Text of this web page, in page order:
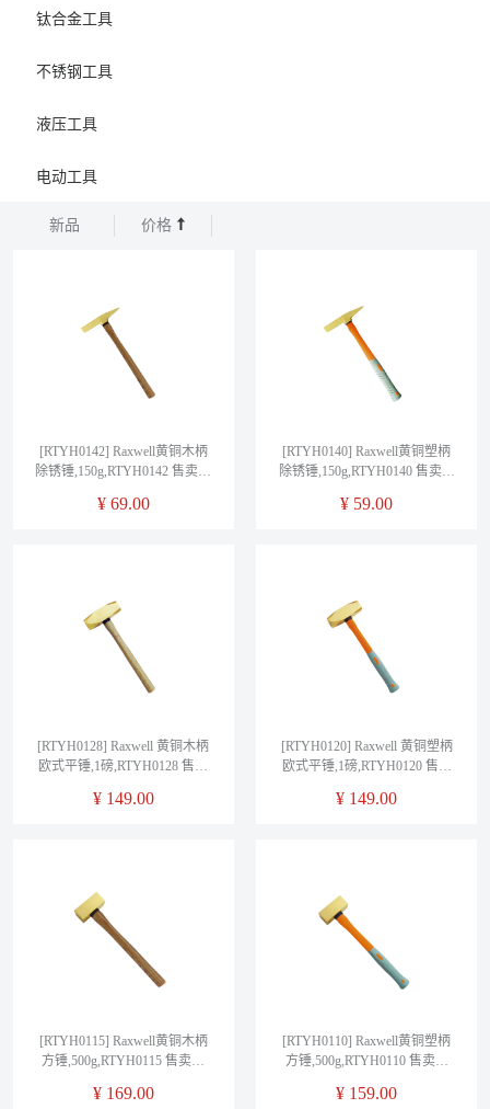
钛合金工具
不锈钢工具
液压工具
电动工具
新品 价格
[RTYH0142] Raxwell黄铜木柄
除锈锤,150g,RTYH0142 售卖规
¥ 69.00
[RTYH0140] Raxwell黄铜塑柄
除锈锤,150g,RTYH0140 售卖规
¥ 59.00
[RTYH0128] Raxwell 黄铜木柄
欧式平锤,1磅,RTYH0128 售卖
¥ 149.00
[RTYH0120] Raxwell 黄铜塑柄
欧式平锤,1磅,RTYH0120 售卖
¥ 149.00
[RTYH0115] Raxwell黄铜木柄
方锤,500g,RTYH0115 售卖规
¥ 169.00
[RTYH0110] Raxwell黄铜塑柄
方锤,500g,RTYH0110 售卖规
¥ 159.00